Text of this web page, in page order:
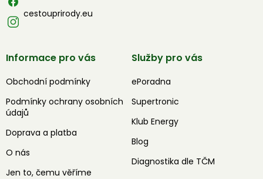
cestouprirody.eu
Informace pro vás
Obchodní podmínky
Podmínky ochrany osobních
údajů
Doprava a platba
O nás
Jen to, čemu věříme
Služby pro vás
ePoradna
Supertronic
Klub Energy
Blog
Diagnostika dle TČM